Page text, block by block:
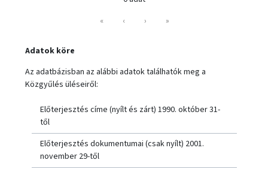
«
‹ › »
Adatok köre
Az adatbázisban az alábbi adatok találhatók meg a
Közgyűlés üléseiről:
Előterjesztés címe (nyílt és zárt) 1990. október 31-
től
Előterjesztés dokumentumai (csak nyílt) 2001.
november 29-től